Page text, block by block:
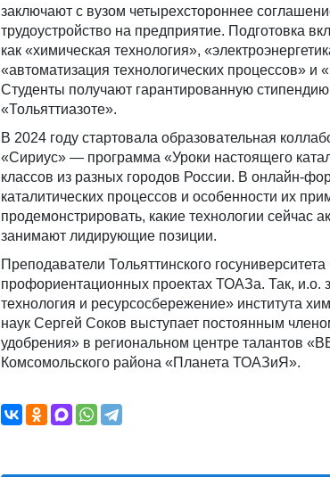
заключают с вузом четырехстороннее
трудоустройство на предприятие. Подготовка
как «химическая технология»,
«автоматизация технологических процессов» и
Студенты получают гарантированную
«Тольяттиазоте».
В 2024 году стартовала образовательная
«Сириус» — программа «Уроки настоящего
классов из разных городов России. В онлайн-
каталитических процессов и особенности их
продемонстрировать, какие технологии сейчас
занимают лидирующие позиции.
Преподаватели Тольяттинского
профориентационных проектах ТОАЗа. Так,
технология и ресурсосбережение» института
наук Сергей Соков выступает постоянным
удобрения» в региональном центре талантов
Комсомольского района «Планета ТОАЗиЯ».